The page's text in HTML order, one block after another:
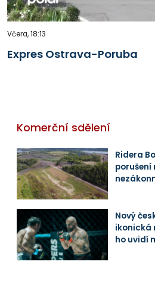
Včera, 18:13
Expres Ostrava-Poruba
Komerční sdělení
Ridera
porušení
Nový
ikonická
ho uvidí